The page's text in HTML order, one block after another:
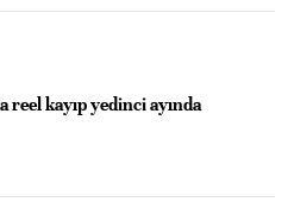
reel kayıp yedinci ayında